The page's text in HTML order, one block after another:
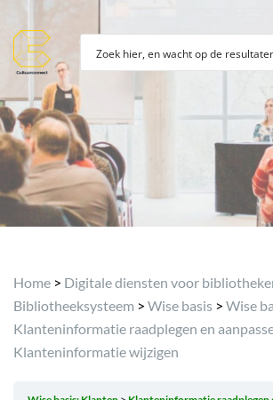
Home > Digitale diensten voor
Bibliotheeksysteem > Wise basis > Wise
Klanteninformatie raadplegen en
Klanteninformatie wijzigen